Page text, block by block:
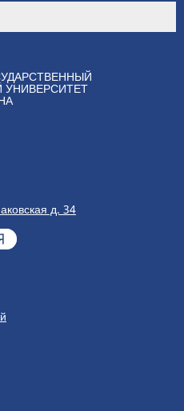
УНИВЕРСИТЕТ
д. 34